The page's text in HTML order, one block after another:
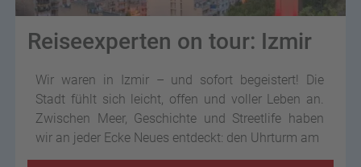
Reiseexperten on tour: Izmir
Wir waren in Izmir – und sofort begeistert! Die
Stadt fühlt sich leicht, offen und voller Leben an.
Zwischen Meer, Geschichte und Streetlife haben
wir an jeder Ecke Neues entdeckt: den Uhrturm am